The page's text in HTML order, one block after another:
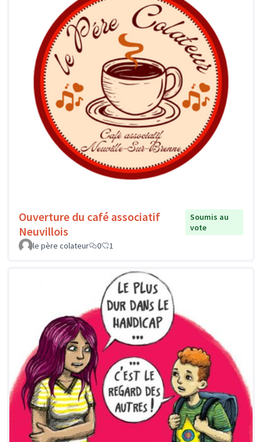
Ouverture du café associatif
Neuvillois
Soumis au
vote
le père colateur
0 1